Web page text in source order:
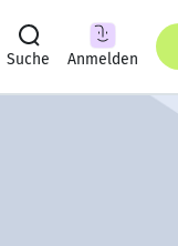
Suche Anmelden